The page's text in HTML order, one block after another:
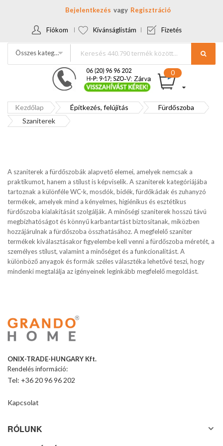
Bejelentkezés Regisztráció
Fiókom Kívánságlistám Fizetés
Összes kategória
Kezdőlap Építkezés, felújítás
Fürdőszoba
Szaniterek
A szaniterek a fürdőszobák alapvető elemei, amelyek nemcsak a
praktikumot, hanem a stílust is képviselik. A szaniterek kategóriájába
tartoznak a különféle WC-k, mosdók, bidék, fürdőkádak és zuhanyzó
termékek, amelyek mind a kényelmes, higiénikus és esztétikus
fürdőszoba kialakítását szolgálják. A minőségi szaniterek hosszú távú
megbízhatóságot és könnyű karbantartást biztosítanak, miközben
hozzájárulnak a fürdőszoba összhatásához. A megfelelő szaniter
termékek kiválasztásakor figyelembe kell venni a fürdőszoba méretét, a
személyes stílust, valamint a minőséget és a funkcionalitást. A
különböző anyagok és formák széles választéka lehetővé teszi, hogy
mindenki megtalálja az igényeinek leginkább megfelelő megoldást.
ONIX-TRADE-HUNGARY Kft.
Rendelés információ:
Tel: +36 20 96 96 202
Kapcsolat
RÓLUNK